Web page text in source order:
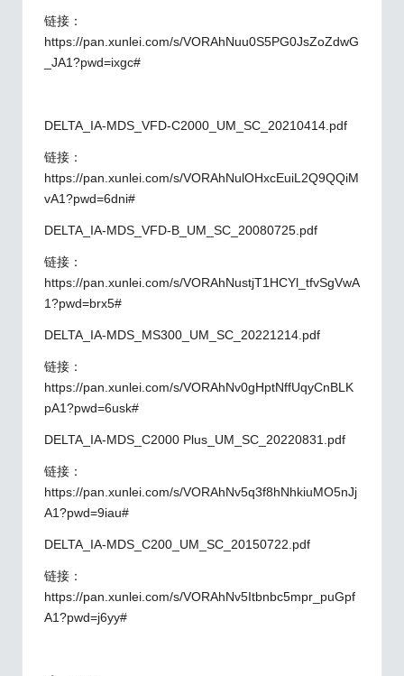
链接：
https://pan.xunlei.com/s/VORAhNuu0S5PG0JsZoZdwG
_JA1?pwd=ixgc#
DELTA_IA-MDS_VFD-C2000_UM_SC_20210414.pdf
链接：
https://pan.xunlei.com/s/VORAhNulOHxcEuiL2Q9QQiM
vA1?pwd=6dni#
DELTA_IA-MDS_VFD-B_UM_SC_20080725.pdf
链接：
https://pan.xunlei.com/s/VORAhNustjT1HCYl_tfvSgVwA
1?pwd=brx5#
DELTA_IA-MDS_MS300_UM_SC_20221214.pdf
链接：
https://pan.xunlei.com/s/VORAhNv0gHptNffUqyCnBLK
pA1?pwd=6usk#
DELTA_IA-MDS_C2000 Plus_UM_SC_20220831.pdf
链接：
https://pan.xunlei.com/s/VORAhNv5q3f8hNhkiuMO5nJj
A1?pwd=9iau#
DELTA_IA-MDS_C200_UM_SC_20150722.pdf
链接：
https://pan.xunlei.com/s/VORAhNv5Itbnbc5mpr_puGpf
A1?pwd=j6yy#